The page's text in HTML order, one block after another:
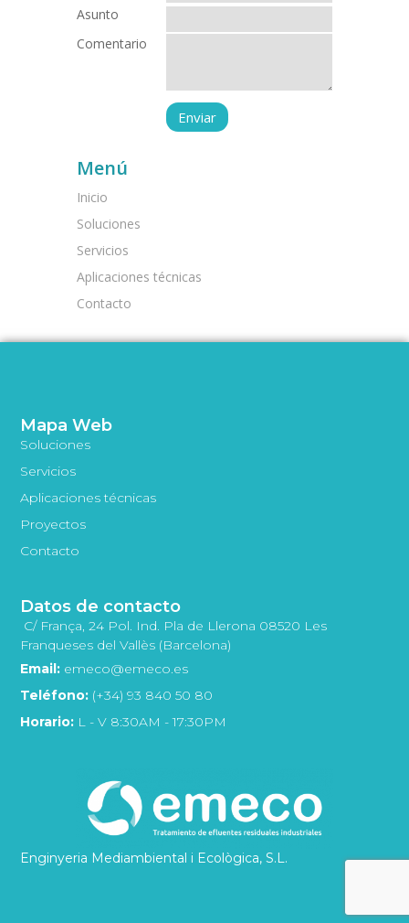
Asunto
Comentario
Menú
Inicio
Soluciones
Servicios
Aplicaciones técnicas
Contacto
Enginyeria Mediambiental i Ecològica, S.L.
Mapa Web
Soluciones
Servicios
Aplicaciones técnicas
Proyectos
Contacto
Datos de contacto
C/ França, 24 Pol. Ind. Pla de Llerona 08520 Les
Franqueses del Vallès (Barcelona)
Email: emeco@emeco.es
Teléfono: (+34) 93 840 50 80
Horario: L - V 8:30AM - 17:30PM